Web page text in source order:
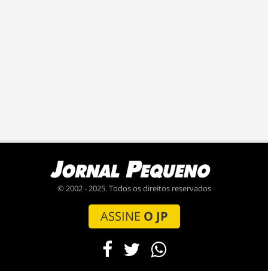
© 2002 - 2025. Todos os direitos reservados
ASSINE O JP